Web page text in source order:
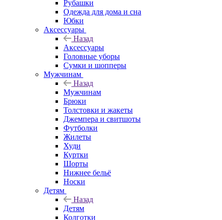
Рубашки
Одежда для дома и сна
Юбки
Аксессуары
Назад
Аксессуары
Головные уборы
Сумки и шопперы
Мужчинам
Назад
Мужчинам
Брюки
Толстовки и жакеты
Джемпера и свитшоты
Футболки
Жилеты
Худи
Куртки
Шорты
Нижнее бельё
Носки
Детям
Назад
Детям
Колготки